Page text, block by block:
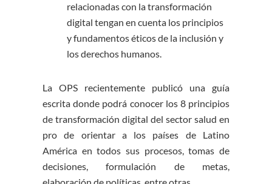
relacionadas con la transformación
digital tengan en cuenta los principios
y fundamentos éticos de la inclusión y
los derechos humanos.
La OPS recientemente publicó una guía
escrita donde podrá conocer los 8 principios
de transformación digital del sector salud en
pro de orientar a los países de Latino
América en todos sus procesos, tomas de
decisiones, formulación de metas,